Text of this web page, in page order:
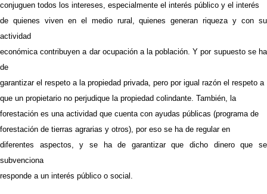
conjuguen todos los intereses, especialmente el interés público y el interés
de quienes viven en el medio rural, quienes generan riqueza y con su
actividad
económica contribuyen a dar ocupación a la población. Y por supuesto se ha
de
garantizar el respeto a la propiedad privada, pero por igual razón el respeto a
que un propietario no perjudique la propiedad colindante. También, la
forestación es una actividad que cuenta con ayudas públicas (programa de
forestación de tierras agrarias y otros), por eso se ha de regular en
diferentes aspectos, y se ha de garantizar que dicho dinero que se
subvenciona
responde a un interés público o social.